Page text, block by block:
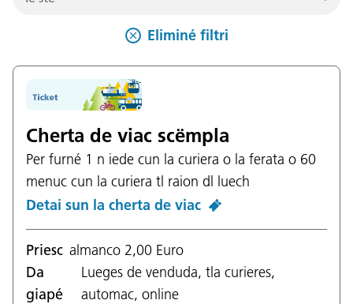
adult ≥ 16 ani
plu de 30 dis
la Euregio
tl Südtirol
te n stat dla UE o tla Svizera
dedora dla UE
Eliminé filtri
Cherta de viac scëmpla
Per furné 1 n iede cun la curiera o la ferata o 60
menuc cun la curiera tl raion dl luech
Detai sun la cherta de viac
Priesc almanco 2,00 Euro
Da
giapé
Lueges de venduda, tla curieres,
automac, online